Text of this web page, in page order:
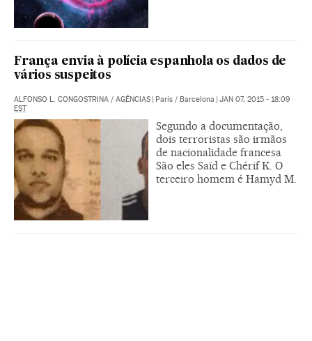
França envia à polícia espanhola os dados de
vários suspeitos
ALFONSO L. CONGOSTRINA / AGÊNCIAS París / Barcelona
JAN 07, 2015 - 18:09
EST
Segundo a documentação,
dois terroristas são irmãos
de nacionalidade francesa
São eles Saïd e Chérif K. O
terceiro homem é Hamyd M.